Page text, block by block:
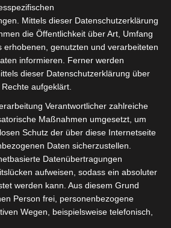
placerat vehicula.
amet, consectetur adipiscing elit.
id ullamcorper diam feugiat
leo sed iaculis posuere. Praesent
sit amet dignissim. Cras non
pretium sed in quam. Mauris
eu posuere lectus malesuada eu.
quis rhoncus suscipit, augue
vitae mollis eros velit vitae odio.
Cras malesuada eu nisl a mattis.
feugiat nisi facilisis posuere.
Mittels dieser Datenschutzerklärung
die Öffentlichkeit über Art, Umfang
erhobenen, genutzten und verarbeiteten
informieren. Ferner werden
dieser Datenschutzerklärung über
aufgeklärt.
Verantwortlicher zahlreiche
Maßnahmen umgesetzt, um
Schutz der über diese Internetseite
Daten sicherzustellen.
Datenübertragungen
aufweisen, sodass ein absoluter
werden kann. Aus diesem Grund
Person frei, personenbezogene
Wegen, beispielsweise telefonisch,